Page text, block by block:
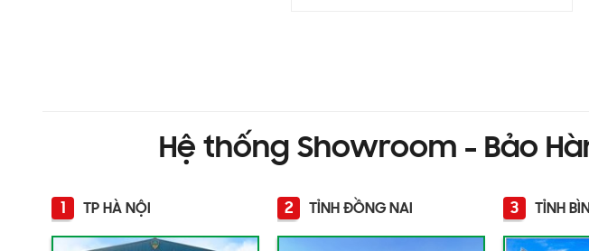
Hệ thống Showroom - Bảo
1 TP HÀ NỘI 2 TỈNH ĐỒNG NAI 3 TỈNH